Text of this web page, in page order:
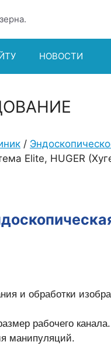
НОВОСТИ
/
Elite, HUGER
и обработки
рабочего канала.
манипуляций.